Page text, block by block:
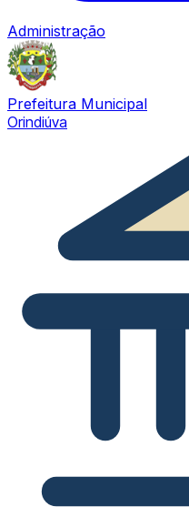
Administração
Prefeitura Municipal
Orindiúva